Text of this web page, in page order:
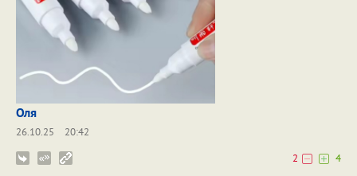
Оля
26.10.25
20:42
2
4